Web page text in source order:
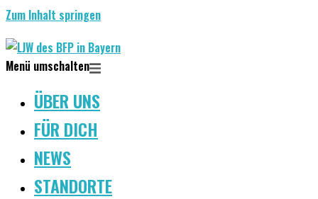
Zum Inhalt springen
Menü umschalten
ÜBER UNS
FÜR DICH
NEWS
STANDORTE